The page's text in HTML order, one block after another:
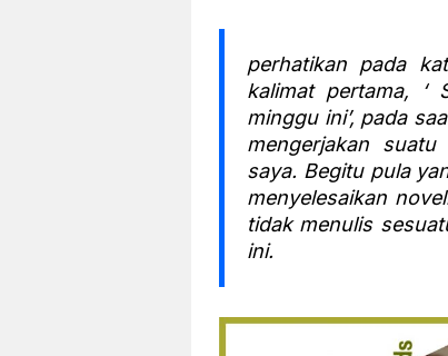
perhatikan pada
kalimat pertama, ‘
minggu ini’, pada
mengerjakan
saya. Begitu pula
menyelesaikan
tidak menulis
ini.